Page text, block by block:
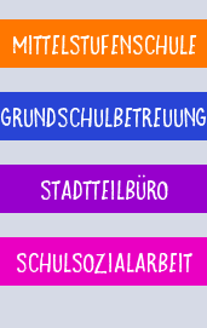
Mittelstufenschule
Grundschulbetreuung
Stadtteilbüro
Schulsozialarbeit